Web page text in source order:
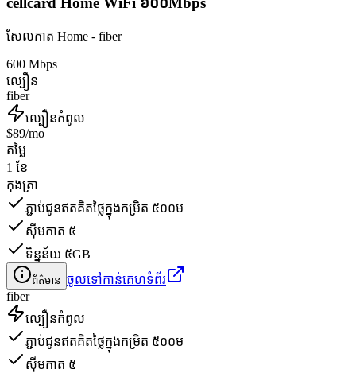
សែលកាត Home - fiber
600 Mbps
ល្បឿន
fiber
ល្បឿនកំពូល
$89/mo
តម្លៃ
1 ខែ
កុងត្រា
ភ្ជាប់ជូនឥតគិតថ្លៃក្នុងកម្រិត ៥០០ម
ស៊ីមកាត ៥
ទិន្នន័យ ៥GB
ព័ត៌មាន ចូលទៅកាន់គេហទំព័រ
fiber
ល្បឿនកំពូល
ភ្ជាប់ជូនឥតគិតថ្លៃក្នុងកម្រិត ៥០០ម
ស៊ីមកាត ៥